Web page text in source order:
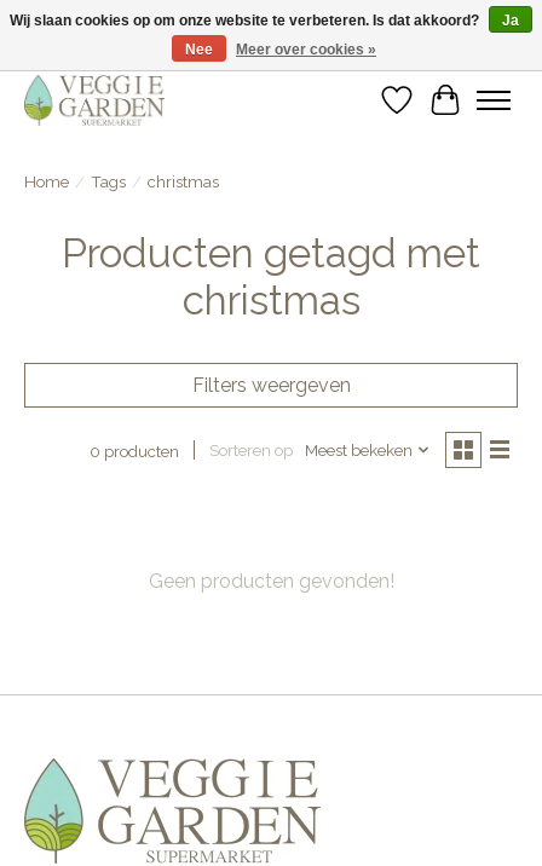
vegan & veggie products | free store pick-up
Verlanglijst
Home / Tags / christmas
Producten getagd met
christmas
Filters weergeven
0 producten Sorteren op Meest bekeken
Geen producten gevonden!
Wij slaan cookies op om onze website te verbeteren. Is dat akkoord?
Ja
Nee
Meer over cookies »